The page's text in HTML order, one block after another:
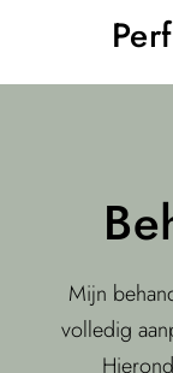
Mijn
volledig